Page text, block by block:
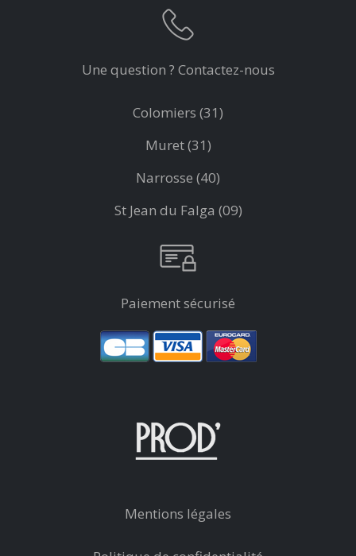
Une question ? Contactez-nous
Colomiers (31)
Muret (31)
Narrosse (40)
St Jean du Falga (09)
Paiement sécurisé
Mentions légales